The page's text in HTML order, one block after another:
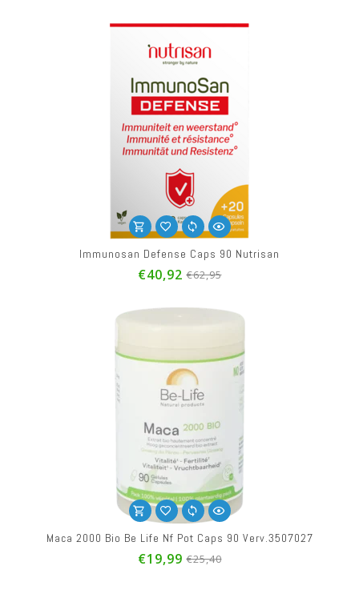
Immunosan Defense Caps 90 Nutrisan
€40,92 €62,95
Maca 2000 Bio Be Life Nf Pot Caps 90 Verv.3507027
€19,99 €25,40